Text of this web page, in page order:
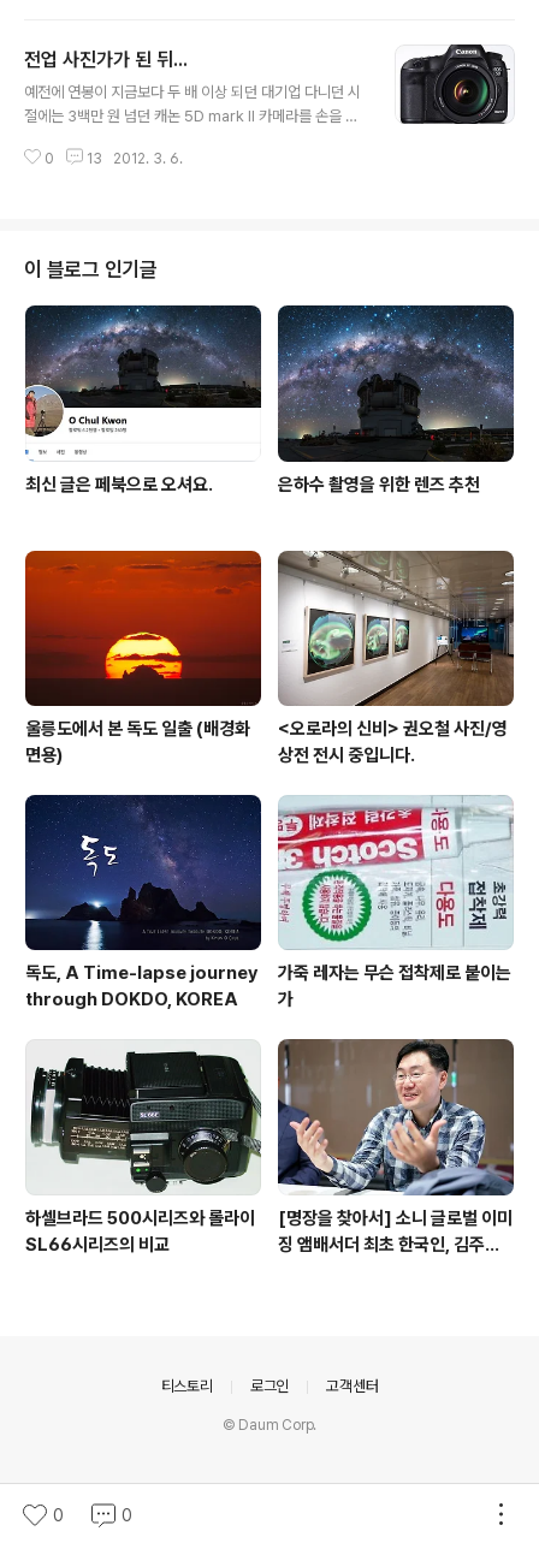
후 10번도 안 신은 구두도 있다. 지를려다 보니, 이제는 남
들이 보기에 무난한 그런 신발을 찾을 필요가 없다는 것을
깨닫았다. "이제 회사 다니는 것도 아니잖아.내가 무슨 신
한대로 신으면 되는 거였다.회사원 생활을 오래 했더니 전
전업 사진가가 된 뒤...
예전에 연봉이 지금보다 두 배 이상 되던 대기업 다니던 시
절에는 3백만 원 넘던 캐논 5D mark II 카메라를 손을 부
떨어져 나간 지금은 오히려 4백만 원이 넘어갈 것으로 예
한참 찾았는데 바로 옆에 있었다. 세차를 하니 못 알아 본
것... -.-;;
0 13 2012. 3. 6.
이 블로그 인기글
최신 글은 페북으로 오셔요. 은하수 촬영을 위한 렌즈 추천
울릉도에서 본 독도 일출 (배경화
면용)
<오로라의 신비> 권오철 사진/영
상전 전시 중입니다.
독도, A Time-lapse journey
through DOKDO, KOREA
가죽 레자는 무슨 접착제로 붙이는
가
하셀브라드 500시리즈와 롤라이
SL66시리즈의 비교
[명장을 찾아서] 소니 글로벌 이미
징 앰배서더 최초 한국인, 김주원·
0 0
티스토리 로그인 고객센터
© Daum Corp.